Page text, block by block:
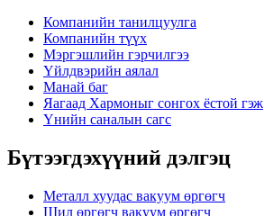
Компанийн танилцуулга
Компанийн түүх
Мэргэшлийн гэрчилгээ
Үйлдвэрийн аялал
Манай баг
Яагаад Хармоныг сонгох ёстой гэж
Үнийн саналын сагс
Бүтээгдэхүүний дэлгэц
Металл хуудас вакуум өргөгч
Шил өргөгч вакуум өргөгч